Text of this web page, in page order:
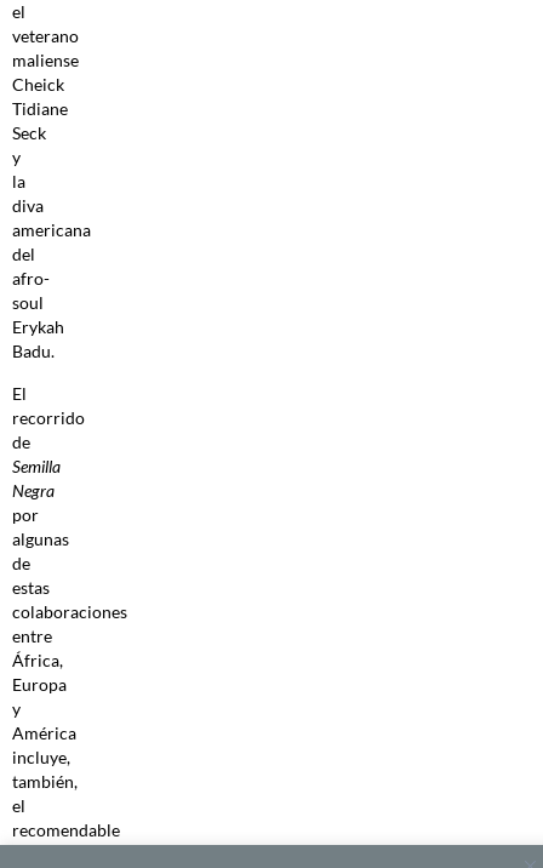
el
veterano
maliense
Cheick
Tidiane
Seck
y
la
diva
americana
del
afro-
soul
Erykah
Badu.
El
recorrido
de
Semilla
Negra
por
algunas
de
estas
colaboraciones
entre
África,
Europa
y
América
incluye,
también,
el
recomendable